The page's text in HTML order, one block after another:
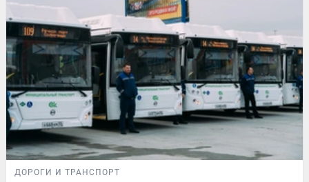
ДОРОГИ И ТРАНСПОРТ